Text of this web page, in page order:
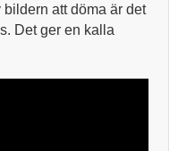
att döma är det
Det ger en kalla